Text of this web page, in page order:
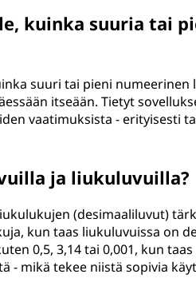
kuinka suuria tai
suuri tai pieni numeerinen
itseään. Tietyt
vaatimuksista - erityisesti
ja liukuluvuilla?
(desimaaliluvut)
kun taas liukuluvuissa on
0,5, 3,14 tai 0,001, kun
- mikä tekee niistä sopivia